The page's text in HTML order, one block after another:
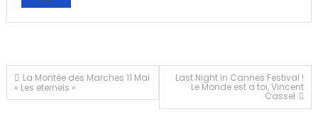
Navigation
La Montée des Marches 11 Mai
« Les eternels »
Last Night in Cannes Festival !
Le Monde est a toi, Vincent
Cassel